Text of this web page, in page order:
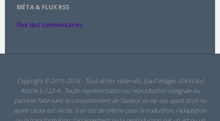
MÉTA & FLUX RSS
Flux des commentaires
Copyright © 2015-2016 - Tous droits réservés. (sauf images d'articles)
Article L-122-4 : Toute représentation ou reproduction intégrale ou
partielle faite sans le consentement de l'auteur ou de ses ayant droit ou
ayant cause est illicite. Il en est de même pour la traduction, l'adaptation